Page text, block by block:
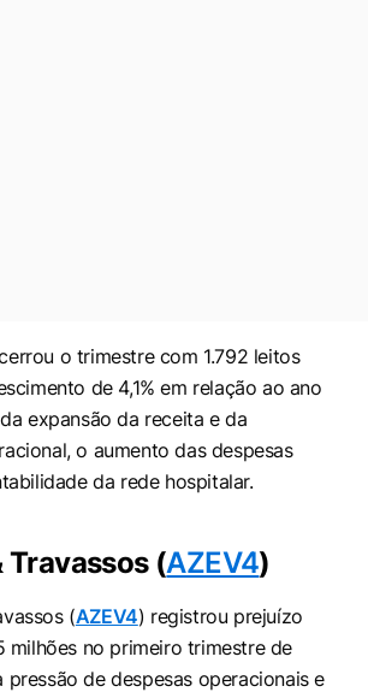
o trimestre com 1.792 leitos
de 4,1% em relação ao ano
expansão da receita e da
o aumento das despesas
da rede hospitalar.
Travassos (AZEV4)
(AZEV4) registrou prejuízo
milhões no primeiro trimestre de
pressão de despesas operacionais e